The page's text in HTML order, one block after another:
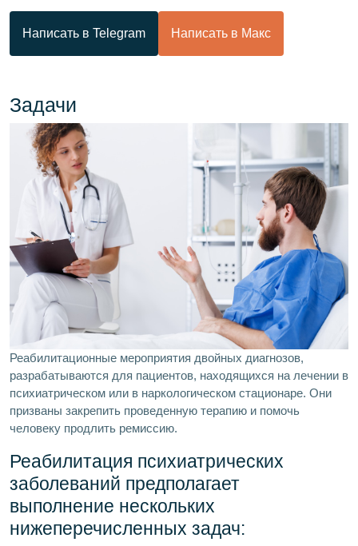
Написать в Telegram Написать в Макс
Задачи
Реабилитационные мероприятия двойных диагнозов,
разрабатываются для пациентов, находящихся на лечении в
психиатрическом или в наркологическом стационаре. Они
призваны закрепить проведенную терапию и помочь
человеку продлить ремиссию.
Реабилитация психиатрических
заболеваний предполагает
выполнение нескольких
нижеперечисленных задач: